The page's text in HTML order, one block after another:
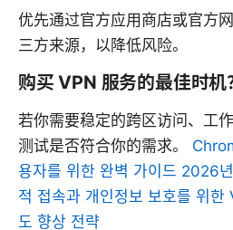
优先通过官方应用商店或官方
三方来源，以降低风险。
购买 VPN 服务的最佳时机
若你需要稳定的跨区访问、工
测试是否符合你的需求。
용자를 위한 완벽 가이드 2026
적 접속과 개인정보 보호를 위
도 향상 전략